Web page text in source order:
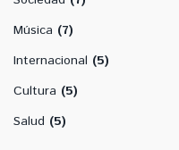
Música (7)
Internacional (5)
Cultura (5)
Salud (5)